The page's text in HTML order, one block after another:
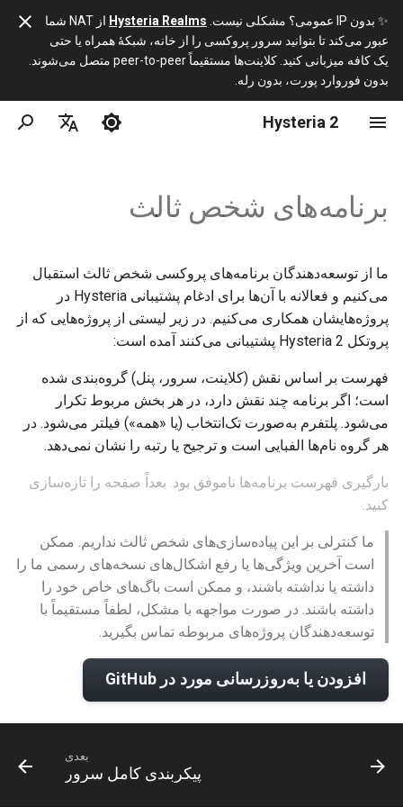
✨ بدون IP عمومی؟ مشکلی نیست. Hysteria Realms
از NAT شما
عبور می‌کند تا بتوانید سرور پروکسی را از خانه، شبکهٔ همراه یا حتی
یک کافه میزبانی کنید. کلاینت‌ها مستقیماً peer-to-peer متصل می‌شوند.
بدون فوروارد پورت، بدون رله.
Hysteria 2
فارسی
ر
ه‌
د
ی
ج
س
ج
و
پیکربندی کامل سرور
پیکربندی ACME DNS
ACL
API آمار ترافیک
پروتکل FD Control
پروکسی شفاف
پرش پورت
Hysteria Realms
متغیرهای محیطی
عملکرد
Hysteria 2 در مقابل 1
درباره HTTP/3
ساخت
URI Scheme
برنامه‌های شخص ثالث
ما از توسعه‌دهندگان برنامه‌های پروکسی شخص ثالث استقبال
می‌کنیم و فعالانه با آن‌ها برای ادغام پشتیبانی Hysteria در
پروژه‌هایشان همکاری می‌کنیم. در زیر لیستی از پروژه‌هایی که از
پروتکل Hysteria 2 پشتیبانی می‌کنند آمده است:
فهرست بر اساس نقش (کلاینت، سرور، پنل) گروه‌بندی شده
است؛ اگر برنامه چند نقش دارد، در هر بخش مربوط تکرار
می‌شود. پلتفرم به‌صورت تک‌انتخاب (یا «همه») فیلتر می‌شود. در
هر گروه نام‌ها الفبایی است و ترجیح یا رتبه را نشان نمی‌دهد.
بارگیری فهرست برنامه‌ها ناموفق بود. بعداً صفحه را تازه‌سازی
کنید.
ما کنترلی بر این پیاده‌سازی‌های شخص ثالث نداریم. ممکن
است آخرین ویژگی‌ها یا رفع اشکال‌های نسخه‌های رسمی ما را
داشته یا نداشته باشند، و ممکن است باگ‌های خاص خود را
داشته باشند. در صورت مواجهه با مشکل، لطفاً مستقیماً با
توسعه‌دهندگان پروژه‌های مربوطه تماس بگیرید.
افزودن یا به‌روزرسانی مورد در GitHub
بعدی
پیکربندی کامل سرور